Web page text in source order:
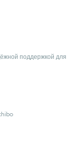
поддержкой для